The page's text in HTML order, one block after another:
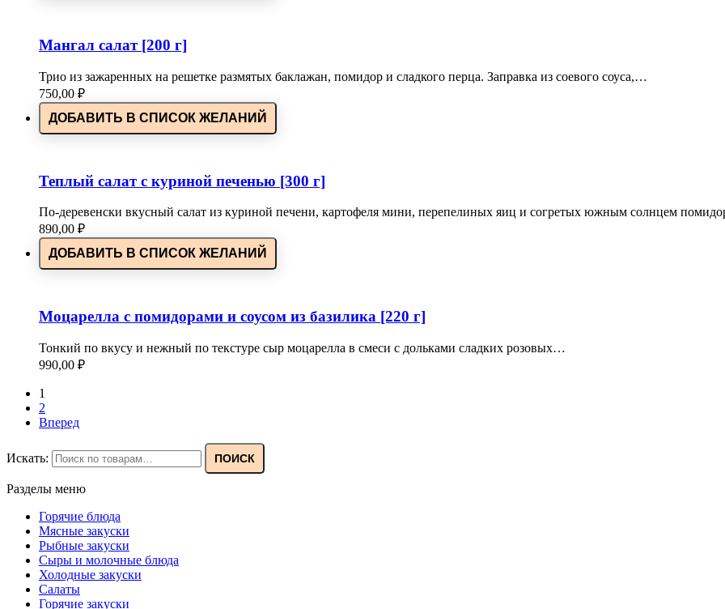
Мангал салат [200 г]
Трио из зажаренных на решетке размятых баклажан, помидор и сладкого перца. Заправка из соевого соуса,…
750,00 ₽
ДОБАВИТЬ В СПИСОК ЖЕЛАНИЙ
Теплый салат с куриной печенью [300 г]
По-деревенски вкусный салат из куриной печени, картофеля мини, перепелиных яиц и согретых южным солнцем
890,00 ₽
ДОБАВИТЬ В СПИСОК ЖЕЛАНИЙ
Моцарелла с помидорами и соусом из базилика [220 г]
Тонкий по вкусу и нежный по текстуре сыр моцарелла в смеси с дольками сладких розовых…
990,00 ₽
1
2
Вперед
Искать: ПОИСК
Разделы меню
Горячие блюда
Мясные закуски
Рыбные закуски
Сыры и молочные блюда
Холодные закуски
Салаты
Горячие закуски